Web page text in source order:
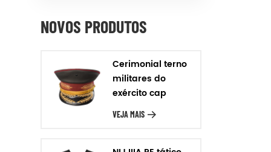
ajudamos nossos clientes a criar
e desenvolver seus produtos
Criatividade & Inovador pé. Nós
fabricamos os produtos de
nosso cliente, com Garantia de
Qualidade, Entrega Rigor &
NOVOS PRODUTOS
Cerimonial terno
militares do
exército cap
VEJA MAIS